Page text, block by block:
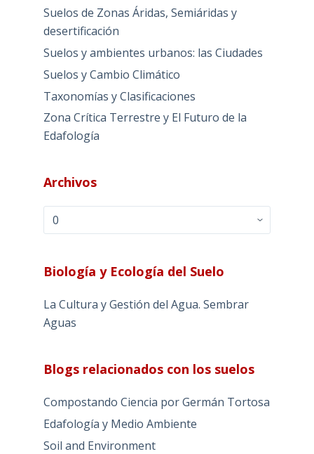
Suelos de Zonas Áridas, Semiáridas y
desertificación
Suelos y ambientes urbanos: las Ciudades
Suelos y Cambio Climático
Taxonomías y Clasificaciones
Zona Crítica Terrestre y El Futuro de la
Edafología
Archivos
Archivos
Biología y Ecología del Suelo
La Cultura y Gestión del Agua. Sembrar
Aguas
Blogs relacionados con los suelos
Compostando Ciencia por Germán Tortosa
Edafología y Medio Ambiente
Soil and Environment